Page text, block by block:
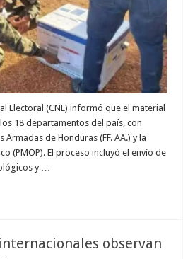
Electoral (CNE) informó que el material
18 departamentos del país, con
de Honduras (FF. AA.) y la
(PMOP). El proceso incluyó el envío de
y …
observan